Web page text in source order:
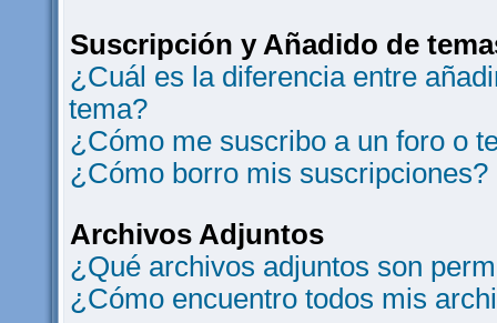
Suscripción y Añadido de
¿Cuál es la diferencia entre
tema?
¿Cómo me suscribo a un foro o
¿Cómo borro mis suscripciones?
Archivos Adjuntos
¿Qué archivos adjuntos son
¿Cómo encuentro todos mis